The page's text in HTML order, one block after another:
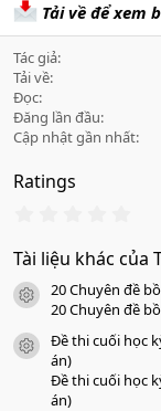
Tải về để xem
Tác giả
Tải về
Đọc
Đăng lần đầu
Cập nhật gần nhất
Ratings
0
0
s
a
o
Tài liệu khác của
icon tài liệu
20 Chuyên đề
20 Chuyên đề
icon tài liệu
Đề thi cuối học
án)
Đề thi cuối học
án)